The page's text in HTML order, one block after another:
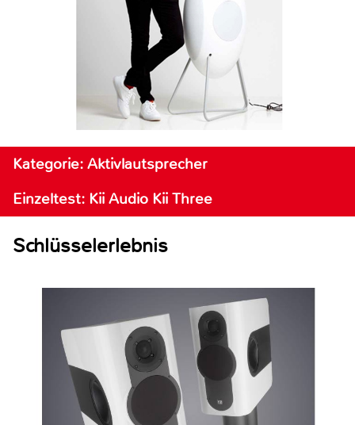
Kategorie: Aktivlautsprecher
Einzeltest: Kii Audio Kii Three
Schlüsselerlebnis